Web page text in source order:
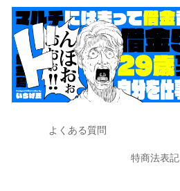
よくある質問
特商法表記